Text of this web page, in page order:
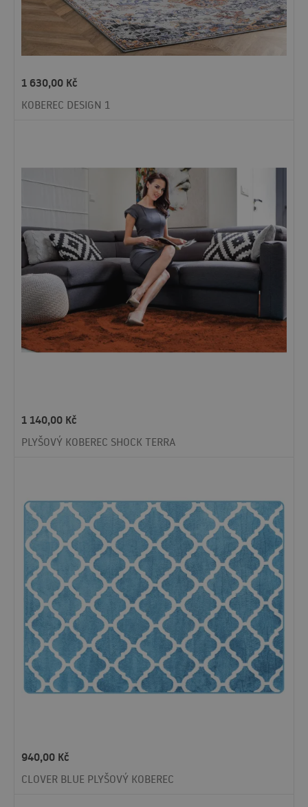
1 630,00 Kč
KOBEREC DESIGN 1
1 140,00 Kč
PLYŠOVÝ KOBEREC SHOCK TERRA
940,00 Kč
CLOVER BLUE PLYŠOVÝ KOBEREC